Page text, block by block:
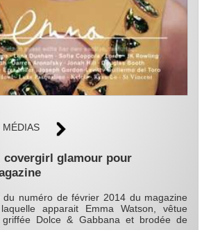
MÉDIAS
covergirl glamour pour
du numéro de février 2014 du magazine
apparait Emma Watson, vêtue
griffée Dolce & Gabbana et brodée de